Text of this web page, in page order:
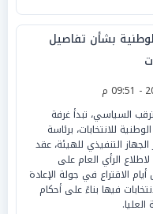
بشأن تفاصيل
السياسي، تبدأ غرفة
للانتخابات، برئاسة
التنفيذي للهيئة، عقد
الرأي العام على
الاقتراع في جولة الإعادة
فيها بناءً على أحكام